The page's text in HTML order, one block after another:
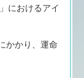
におけるアイ
かかり、運命